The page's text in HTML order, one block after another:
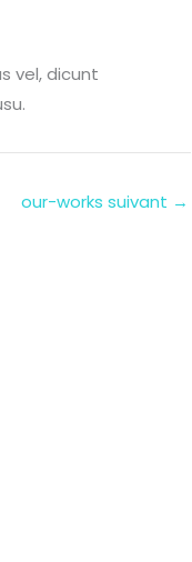
vel, dicunt
our-works suivant →